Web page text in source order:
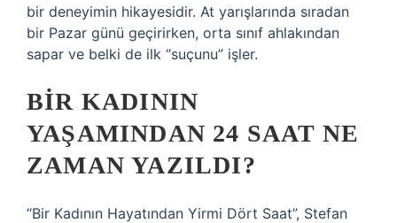
bir deneyimin hikayesidir. At yarışlarında sıradan
bir Pazar günü geçirirken, orta sınıf ahlakından
sapar ve belki de ilk “suçunu” işler.
BIR KADININ
YAŞAMINDAN 24 SAAT NE
ZAMAN YAZILDI?
“Bir Kadının Hayatından Yirmi Dört Saat”, Stefan